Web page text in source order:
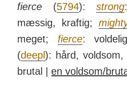
fierce (5794):strong
mæssig, kraftig;
meget; fierce:
(deepl): hård,
brutal |en voldsom/­